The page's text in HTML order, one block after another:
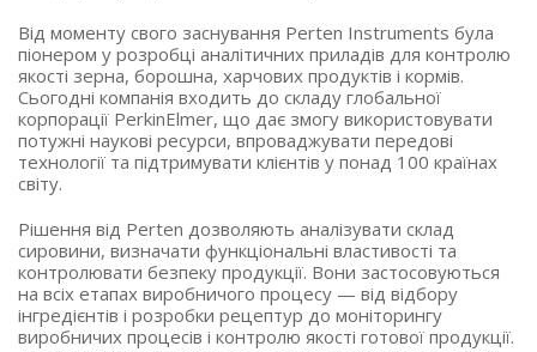
Від моменту свого заснування Perten Instruments була
піонером у розробці аналітичних приладів для контролю
якості зерна, борошна, харчових продуктів і кормів.
Сьогодні компанія входить до складу глобальної
корпорації PerkinElmer, що дає змогу використовувати
потужні наукові ресурси, впроваджувати передові
технології та підтримувати клієнтів у понад 100 країнах
світу.
Рішення від Perten дозволяють аналізувати склад
сировини, визначати функціональні властивості та
контролювати безпеку продукції. Вони застосовуються
на всіх етапах виробничого процесу — від відбору
інгредієнтів і розробки рецептур до моніторингу
виробничих процесів і контролю якості готової продукції.